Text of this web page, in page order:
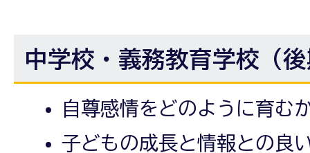
中学校・義務教育学校（
自尊感情をどのように育む
子どもの成長と情報との良